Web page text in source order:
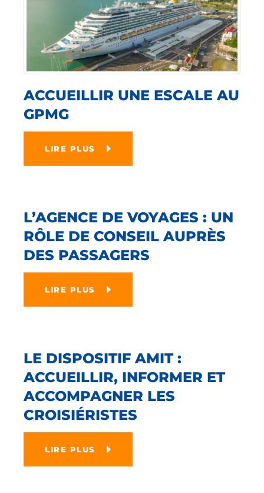
ACCUEILLIR UNE ESCALE AU
GPMG
LIRE PLUS
L’AGENCE DE VOYAGES : UN
RÔLE DE CONSEIL AUPRÈS
DES PASSAGERS
LIRE PLUS
LE DISPOSITIF AMIT :
ACCUEILLIR, INFORMER ET
ACCOMPAGNER LES
CROISIÉRISTES
LIRE PLUS